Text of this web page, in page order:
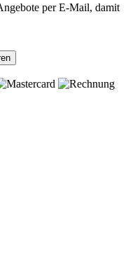
per E-Mail, damit